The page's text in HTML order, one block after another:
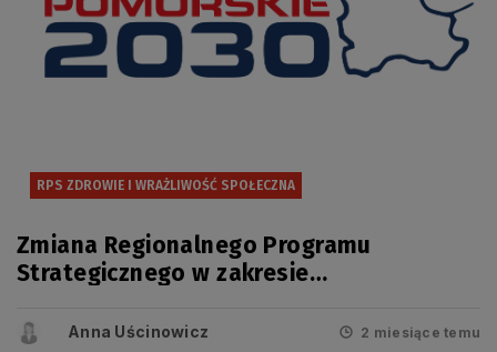
RPS ZDROWIE I WRAŻLIWOŚĆ SPOŁECZNA
Zmiana Regionalnego Programu
Strategicznego w zakresie
wrażliwości społecznej przyjęta
Anna Uścinowicz 2 miesiące temu